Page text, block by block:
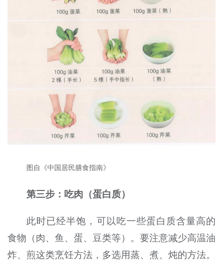
图自《中国居民膳食指南》
第三步：吃肉（蛋白质）
此时已经半饱，可以吃一些蛋白质含量高的
食物（肉、鱼、蛋、豆类等）。要注意减少高温油
炸、煎这类烹饪方法，多选用蒸、煮、炖的方法。